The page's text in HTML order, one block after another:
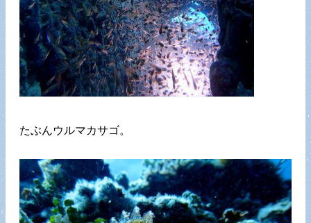
たぶんウルマカサゴ。